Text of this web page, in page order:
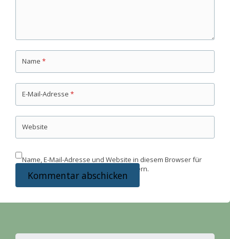
Name *
E-Mail-Adresse *
Website
Name, E-Mail-Adresse und Website in diesem Browser für
meinen nächsten Kommentar speichern.